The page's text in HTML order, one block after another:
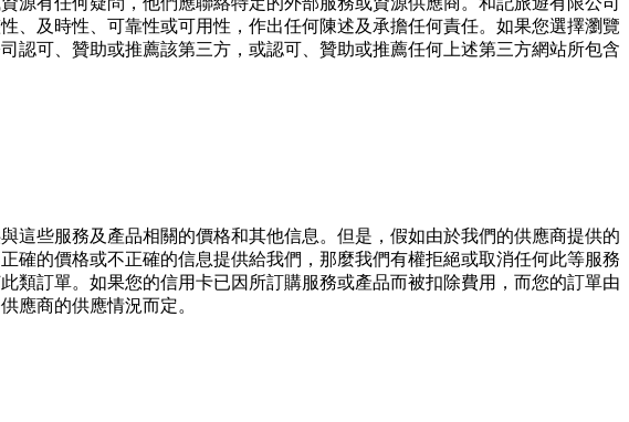
、及時性、可靠性或可⽤性，作出任何陳述及承擔任何責任。如果您選擇瀏覽
認可、贊助或推薦該第三⽅，或認可、贊助或推薦任何上述第三⽅網站所包含
這些服務及產品相關的價格和其他信息。但是，假如由於我們的供應商提供的
確的價格或不正確的信息提供給我們，那麼我們有權拒絕或取消任何此等服務
類訂單。如果您的信⽤卡已因所訂購服務或產品⽽被扣除費⽤，⽽您的訂單由
應商的供應情況⽽定。